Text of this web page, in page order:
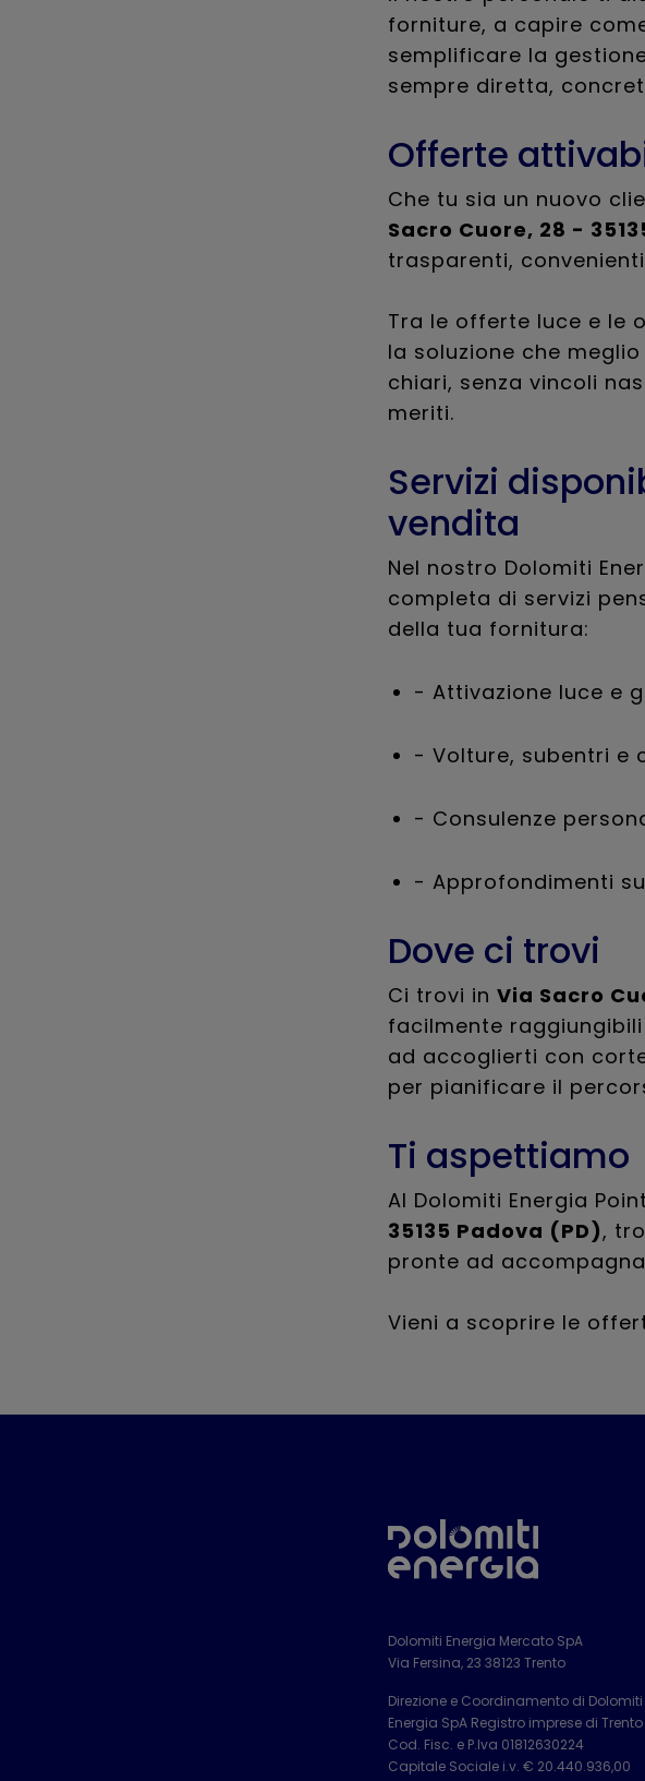
forniture, a capire
semplificare la
sempre diretta,
Offerte
Che tu sia un nuovo
Sacro Cuore, 28 -
trasparenti,
Tra le offerte luce e le
la soluzione che
chiari, senza vincoli
meriti.
Servizi
vendita
Nel nostro Dolomiti
completa di servizi
della tua fornitura:
- Attivazione luce e
- Volture, subentri e
- Consulenze
- Approfondimenti
Dove ci trovi
Ci trovi in Via Sacro
facilmente
ad accoglierti con
per pianificare il
Ti aspettiamo
Al Dolomiti Energia
35135 Padova (PD),
pronte ad
Vieni a scoprire le
Dolomiti Energia Mercato SpA
Via Fersina, 23 38123 Trento
Direzione e Coordinamento di Dolomiti
Energia SpA Registro imprese di Trento
Cod. Fisc. e P.Iva 01812630224
Capitale Sociale i.v. € 20.440.936,00